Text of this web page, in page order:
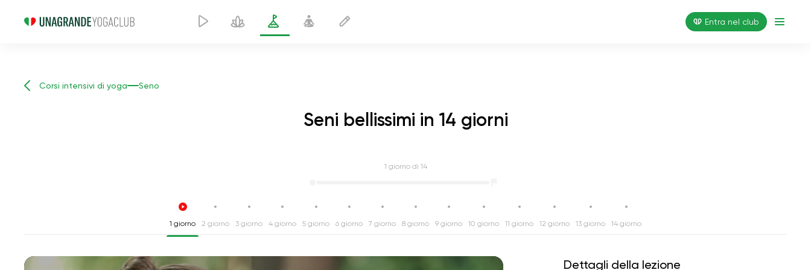
Entra nel club
Corsi intensivi di yoga Seno
Seni bellissimi in 14 giorni
1 giorno di 14
1 giorno 2 giorno 3 giorno 4 giorno 5 giorno 6 giorno 7 giorno 8 giorno 9 giorno 10 giorno 11 giorno 12 giorno 13 giorno 14 giorno
Dettagli della lezione